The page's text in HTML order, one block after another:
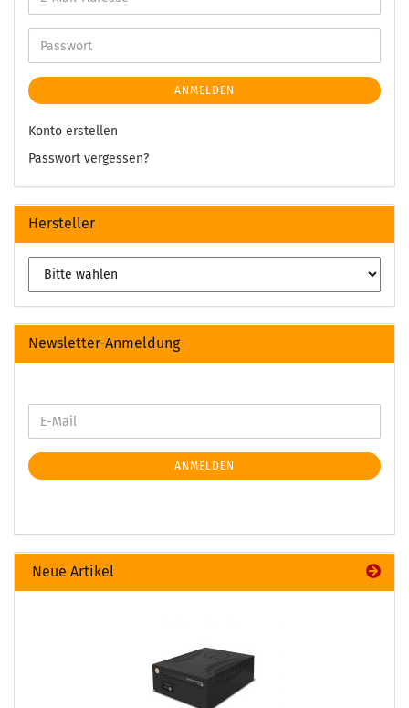
ANMELDEN
Konto erstellen
Passwort vergessen?
Hersteller
Newsletter-Anmeldung
ANMELDEN
Neue Artikel